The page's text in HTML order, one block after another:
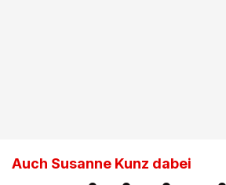
Auch Susanne Kunz dabei